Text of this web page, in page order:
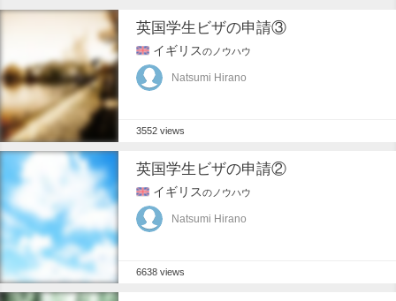
英国学生ビザの申請③
イギリスのノウハウ
Natsumi Hirano
3552 views
英国学生ビザの申請②
イギリスのノウハウ
Natsumi Hirano
6638 views